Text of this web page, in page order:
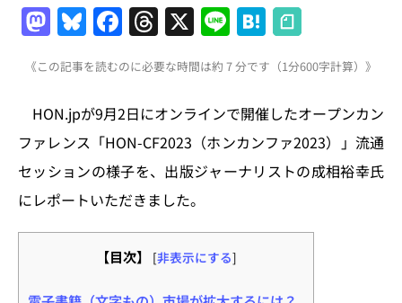
M
a
st
o
d
o
n
Bl
u
e
s
k
y
F
a
c
e
b
o
o
k
T
h
re
a
d
s
X Li
n
e
H
at
e
n
a
《この記事を読むのに必要な時間は約 7 分です（1分600字計算）》
HON.jpが9月2日にオンラインで開催したオープンカン
ファレンス「HON-CF2023（ホンカンファ2023）」流通
セッションの様子を、出版ジャーナリストの成相裕幸氏
にレポートいただきました。
【目次】 [非表示にする]